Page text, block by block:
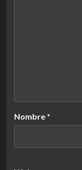
Nombre *